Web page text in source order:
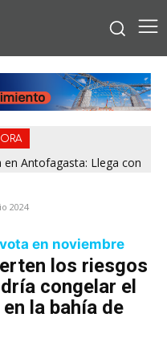
Antofagasta: Llega con
2024
en noviembre
los riesgos
congelar el
la bahía de